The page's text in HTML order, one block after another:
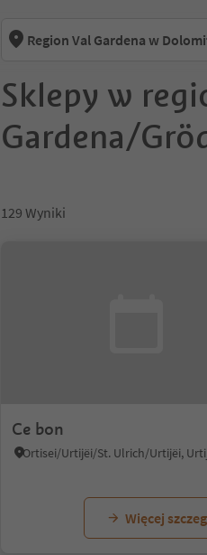
Region Val Gardena w
Sklepy w
Gardena/
129 Wyniki
Ce bon
Więcej